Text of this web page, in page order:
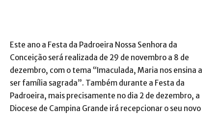
Este ano a Festa da Padroeira Nossa Senhora da
Conceição será realizada de 29 de novembro a 8 de
dezembro, com o tema “Imaculada, Maria nos ensina a
ser família sagrada”. Também durante a Festa da
Padroeira, mais precisamente no dia 2 de dezembro, a
Diocese de Campina Grande irá recepcionar o seu novo